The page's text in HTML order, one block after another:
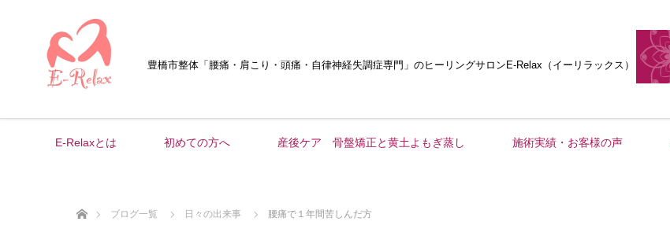
豊橋市整体 「腰痛・肩こり・頭痛・自律神経失調症専門」 のヒーリングサロンE-Relax（イーリラックス）
E-Relaxとは 初めての方へ 産後ケア 骨盤矯正と黄土よもぎ蒸し 施術実績・お客様の声
ブログ一覧
日々の出来事 腰痛で１年間苦しんだ方